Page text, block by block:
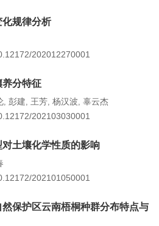
化规律分析
202012270001
养分特征
, 彭建, 王芳, 杨汉波, 辜云杰
202103030001
土壤化学性质的影响
202101050001
保护区云南梧桐种群分布特点与